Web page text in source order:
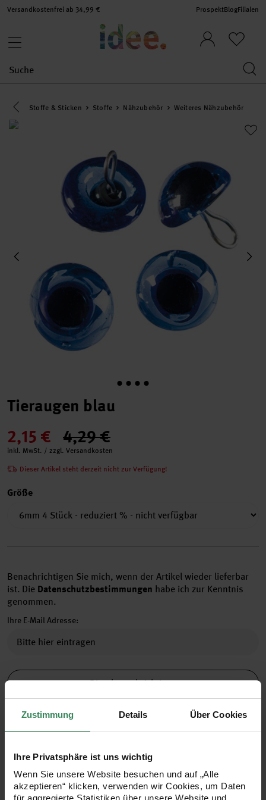
Zustimmung Details Über Cookies
Ihre Privatsphäre ist uns wichtig
Wenn Sie unsere Website besuchen und auf „Alle
akzeptieren“ klicken, verwenden wir Cookies, um Daten
für aggregierte Statistiken über unsere Website und
Versandkostenfrei ab 34,99 € ProspektBlogFilialen
Eine Kategorie zurück navigieren
Stoffe & Sticken Stoffe Nähzubehör Weiteres Nähzubehör
Tieraugen blau
2,15 € 4,29 €
inkl. MwSt. / zzgl. Versandkosten
Dieser Artikel steht derzeit nicht zur Verfügung!
Größe
Benachrichtigen Sie mich, wenn der Artikel wieder lieferbar
ist. Die Datenschutzbestimmungen habe ich zur Kenntnis
genommen.
Ihre E-Mail Adresse:
Bitte benachrichtigen
Versand­kosten­frei
ab 34,99 €
Kauf auf Rechnung
Kosten­lose Filial­
rückgabe